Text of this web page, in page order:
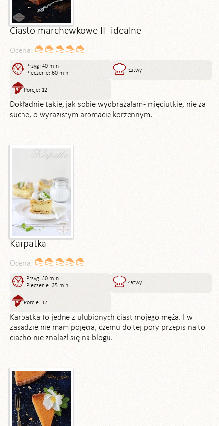
Ciasto marchewkowe II - idealne
Ocena:
Przyg: 40 min
Pieczenie: 60 min
Łatwy
Porcje: 12
Dokładnie takie, jak sobie wyobrażałam - mięciutkie, nie za
suche, o wyrazistym aromacie korzennym.
Karpatka
Ocena:
Przyg: 30 min
Pieczenie: 35 min
Łatwy
Porcje: 12
Karpatka to jedne z ulubionych ciast mojego męża. I w
zasadzie nie mam pojęcia, czemu do tej pory przepis na to
ciacho nie znalazł się na blogu.